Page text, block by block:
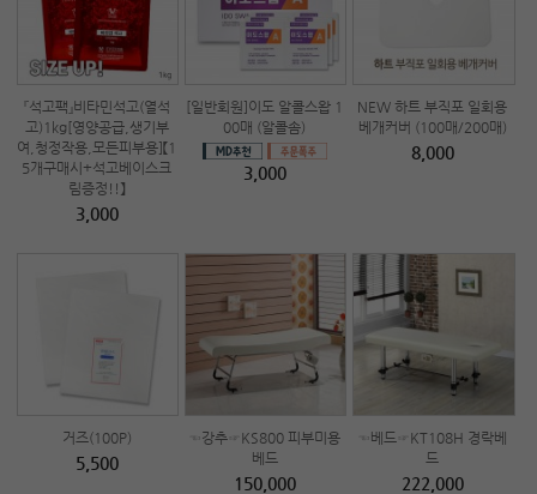
『석고팩』비타민석고(열석
고)1kg[영양공급,생기부
여,청정작용,모든피부용]【1
5개구매시+석고베이스크
림증정!!】
3,000
[일반회원]이도 알콜스왑 1
00매 (알콜솜)
3,000
NEW 하트 부직포 일회용
베개커버 (100매/200매)
8,000
거즈(100P)
5,500
☜강추☞KS800 피부미용
베드
150,000
☜베드☞KT108H 경락베
드
222,000